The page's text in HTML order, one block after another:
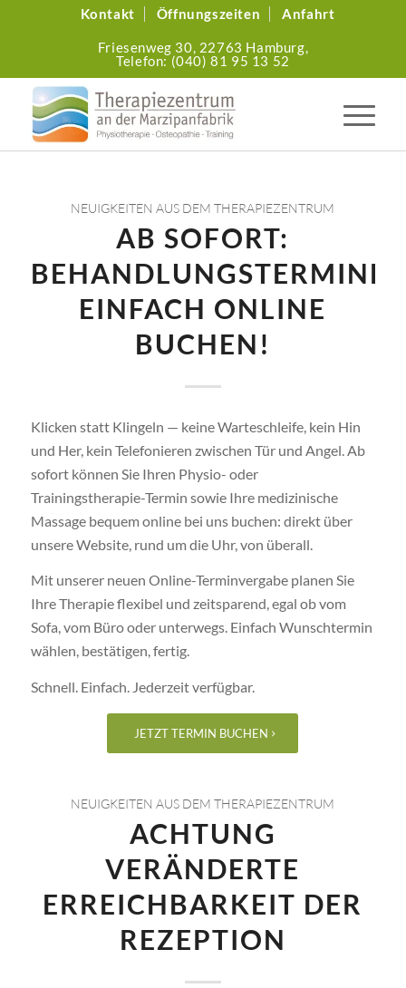
Kontakt Öffnungszeiten Anfahrt
Friesenweg 30, 22763 Hamburg,
Telefon: (040) 81 95 13 52
NEUIGKEITEN AUS DEM THERAPIEZENTRUM
AB SOFORT:
BEHANDLUNGSTERMINE
EINFACH ONLINE
BUCHEN!
Klicken statt Klingeln — keine Warteschleife, kein Hin
und Her, kein Telefonieren zwischen Tür und Angel. Ab
sofort können Sie Ihren Physio- oder
Trainingstherapie-Termin sowie Ihre medizinische
Massage bequem online bei uns buchen: direkt über
unsere Website, rund um die Uhr, von überall.
Mit unserer neuen Online-Terminvergabe planen Sie
Ihre Therapie flexibel und zeitsparend, egal ob vom
Sofa, vom Büro oder unterwegs. Einfach Wunschtermin
wählen, bestätigen, fertig.
Schnell. Einfach. Jederzeit verfügbar.
JETZT TERMIN BUCHEN
NEUIGKEITEN AUS DEM THERAPIEZENTRUM
ACHTUNG
VERÄNDERTE
ERREICHBARKEIT DER
REZEPTION